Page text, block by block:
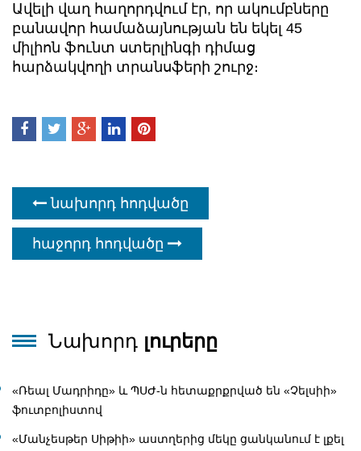
Ավելի վաղ հաղորդվում էր, որ ակումբները
բանավոր համաձայնության են եկել 45
միլիոն ֆունտ ստերլինգի դիմաց
հարձակվողի տրանսֆերի շուրջ։
նախորդ հոդվածը
հաջորդ հոդվածը
Նախորդ լուրերը
«Ռեալ Մադրիդը» և ՊՍԺ-ն հետաքրքրված են «Չելսիի»
ֆուտբոլիստով
«Մանչեսթեր Սիթիի» աստղերից մեկը ցանկանում է լքել